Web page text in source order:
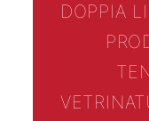
DOPPIA
VETRINA